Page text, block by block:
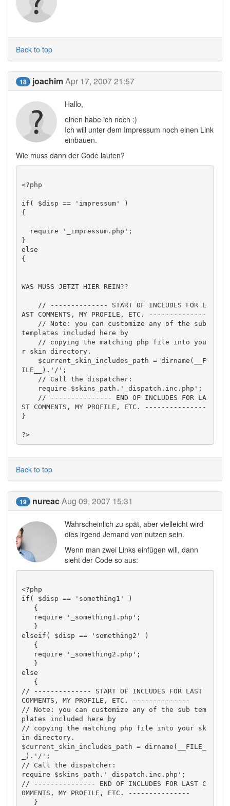
Back to top
18 joachimApr 17, 2007 21:57
Hallo,
einen habe ich noch :)
Ich will unter dem Impressum noch einen Link
einbauen.
Wie muss dann der Code lauten?
<?php
if( $disp == 'impressum' )
{
}
else
{
WAS MUSS JETZT HIER REIN??
AST COMMENTS, MY PROFILE, ETC. --------------
templates included here by
r skin directory.
ILE__).'/';
ST COMMENTS, MY PROFILE, ETC. ---------------
}
?>
Back to top
19 nureacAug 09, 2007 15:31
Wahrscheinlich zu spät, aber vielleicht wird
dies irgend Jemand von nutzen sein.
Wenn man zwei Links einfügen will, dann
sieht der Code so aus:
<?php
if( $disp == 'something1' )
elseif( $disp == 'something2' )
else
// -------------- START OF INCLUDES FOR LAST
COMMENTS, MY PROFILE, ETC. --------------
// Note: you can customize any of the sub tem
plates included here by
// copying the matching php file into your sk
in directory.
$current_skin_includes_path = dirname(__FILE_
_).'/';
// Call the dispatcher:
require $skins_path.'_dispatch.inc.php';
// --------------- END OF INCLUDES FOR LAST C
OMMENTS, MY PROFILE, ETC. ---------------